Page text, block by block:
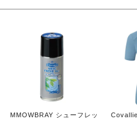
MMOWBRAY シューフレッ